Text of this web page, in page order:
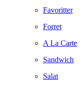
Favoritter
Forret
A La Carte
Sandwich
Salat